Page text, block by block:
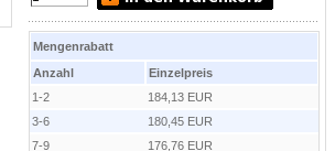
Mengenrabatt
Anzahl
Einzelpreis
1-2
184,13 EUR
3-6
180,45 EUR
7-9
176,76 EUR